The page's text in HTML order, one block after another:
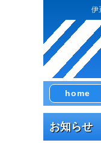
伊
home
お知らせ